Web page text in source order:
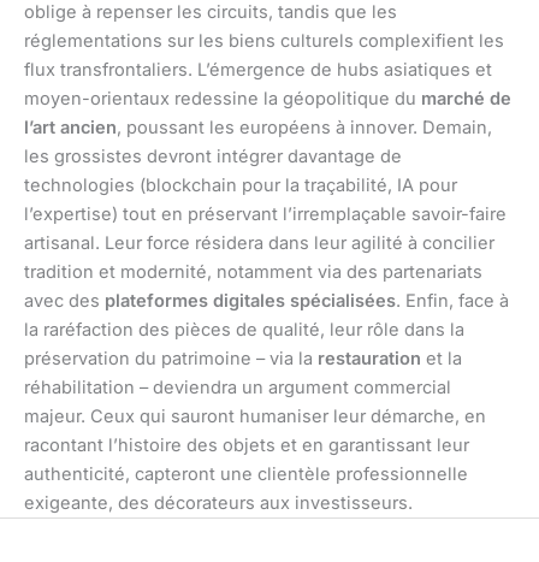
oblige à repenser les circuits, tandis que les
réglementations sur les biens culturels complexifient les
flux transfrontaliers. L’émergence de hubs asiatiques et
moyen-orientaux redessine la géopolitique du marché de
l’art ancien, poussant les européens à innover. Demain,
les grossistes devront intégrer davantage de
technologies (blockchain pour la traçabilité, IA pour
l’expertise) tout en préservant l’irremplaçable savoir-faire
artisanal. Leur force résidera dans leur agilité à concilier
tradition et modernité, notamment via des partenariats
avec des plateformes digitales spécialisées. Enfin, face à
la raréfaction des pièces de qualité, leur rôle dans la
préservation du patrimoine – via la restauration et la
réhabilitation – deviendra un argument commercial
majeur. Ceux qui sauront humaniser leur démarche, en
racontant l’histoire des objets et en garantissant leur
authenticité, capteront une clientèle professionnelle
exigeante, des décorateurs aux investisseurs.